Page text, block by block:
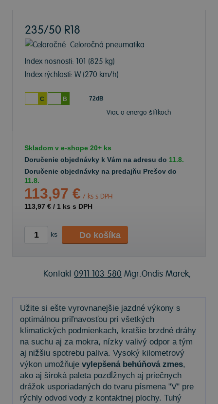
235/50 R18
Celoročná pneumatika
Index nosnosti: 101 (825 kg)
Index rýchlosti: W (270 km/h)
C B 72dB
Viac o energo štítkoch
Skladom v e-shope 20+ ks
Doručenie objednávky k Vám na adresu do 11.8.
Doručenie objednávky na predajňu Prešov do
11.8.
113,97 € / ks s DPH
113,97 € / 1 ks s DPH
ks Do košíka
Kontakt 0911 103 580 Mgr.Ondis Marek,
Užite si ešte vyrovnanejšie jazdné výkony s
optimálnou priľnavosťou pri všetkých
klimatických podmienkach, kratšie brzdné dráhy
na suchu aj za mokra, nízky valivý odpor a tým
aj nižšiu spotrebu paliva. Vysoký kilometrový
výkon umožňuje vylepšená behúňová zmes,
ako aj široká paleta pozdĺžnych aj priečnych
drážok usporiadaných do tvaru písmena "V" pre
rýchly odvod vody z kontaktnej plochy. Tuhý